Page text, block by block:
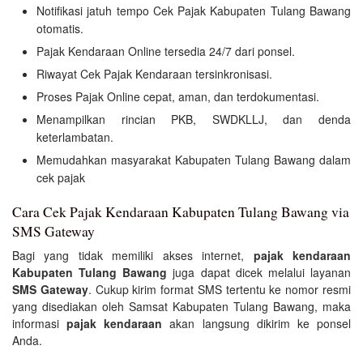
Notifikasi jatuh tempo Cek Pajak Kabupaten Tulang Bawang
otomatis.
Pajak Kendaraan Online tersedia 24/7 dari ponsel.
Riwayat Cek Pajak Kendaraan tersinkronisasi.
Proses Pajak Online cepat, aman, dan terdokumentasi.
Menampilkan rincian PKB, SWDKLLJ, dan denda
keterlambatan.
Memudahkan masyarakat Kabupaten Tulang Bawang dalam
cek pajak
Cara Cek Pajak Kendaraan Kabupaten Tulang Bawang via
SMS Gateway
Bagi yang tidak memiliki akses internet, pajak kendaraan
Kabupaten Tulang Bawang juga dapat dicek melalui layanan
SMS Gateway. Cukup kirim format SMS tertentu ke nomor resmi
yang disediakan oleh Samsat Kabupaten Tulang Bawang, maka
informasipajak kendaraan akan langsung dikirim ke ponsel
Anda.